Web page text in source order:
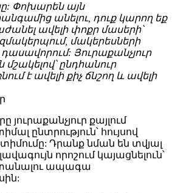
Փոխարեն այն
անելու, դուք կարող եք
ավելի փոքր մասերի՝
մակերեսների
դասավորում: Յուրաքանչյուր
ընդհանուր
է ավելի քիչ ճնշող և ավելի
յուրաքանչյուր քայլում
ընտրություն՝ հույսով
Դրանք նման են տվյալ
որոշում կայացնելուն՝
ապագա